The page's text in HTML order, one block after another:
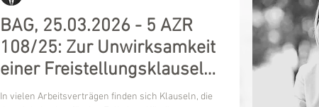
BAG, 25.03.2026 - 5 AZR
108/25: Zur Unwirksamkeit
einer Freistellungsklausel
im Arbeitsvertrag - Darf
In vielen Arbeitsverträgen finden sich Klauseln, die